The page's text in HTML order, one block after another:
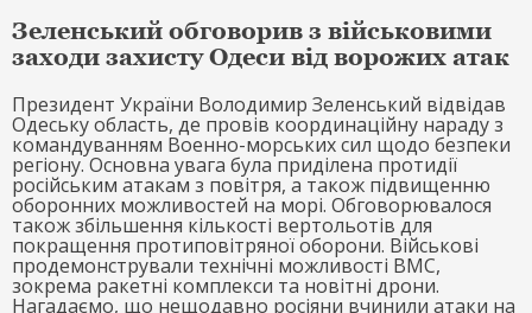
Зеленський обговорив з військовими
заходи захисту Одеси від ворожих атак
Президент України Володимир Зеленський відвідав
Одеську область, де провів координаційну нараду з
командуванням Военно-морських сил щодо безпеки
регіону. Основна увага була приділена протидії
російським атакам з повітря, а також підвищенню
оборонних можливостей на морі. Обговорювалося
також збільшення кількості вертольотів для
покращення протиповітряної оборони. Військові
продемонстрували технічні можливості ВМС,
зокрема ракетні комплекси та новітні дрони.
Нагадаємо, що нещодавно росіяни вчинили атаки на